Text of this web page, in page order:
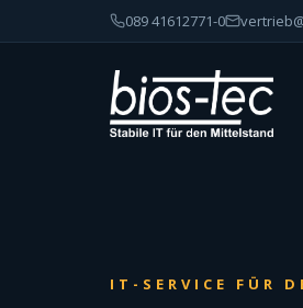
089 41612771-0
IT-SERVICE FÜR